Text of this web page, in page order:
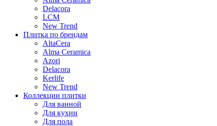
Delacora
LCM
New Trend
Плитка по брендам
AltaCera
Аlma Ceramica
Azori
Delacora
Kerlife
New Trend
Коллекции плитки
Для ванной
Для кухни
Для пола